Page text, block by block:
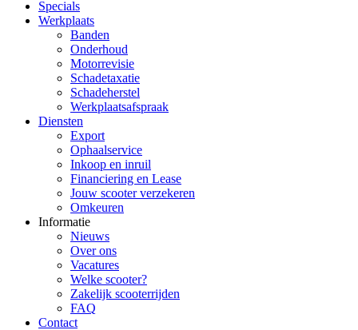
Specials
Werkplaats
Banden
Onderhoud
Motorrevisie
Schadetaxatie
Schadeherstel
Werkplaatsafspraak
Diensten
Export
Ophaalservice
Inkoop en inruil
Financiering en Lease
Jouw scooter verzekeren
Omkeuren
Informatie
Nieuws
Over ons
Vacatures
Welke scooter?
Zakelijk scooterrijden
FAQ
Contact